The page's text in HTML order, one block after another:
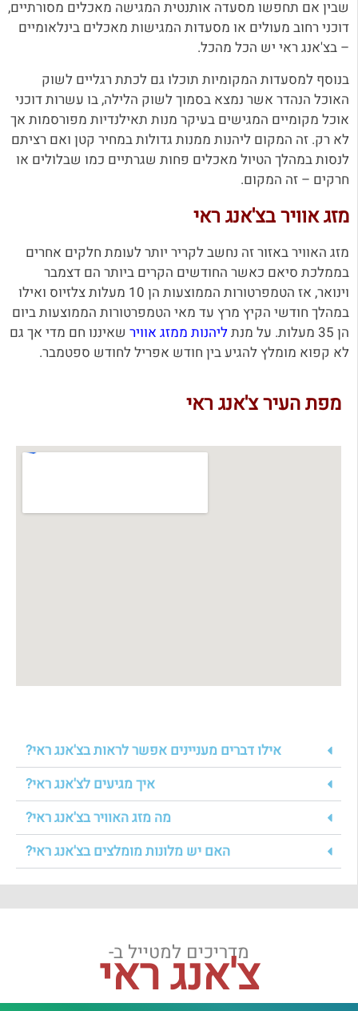
שבין אם תחפשו מסעדה אותנטית המגישה מאכלים מסורתיים,
דוכני רחוב מעולים או מסעדות המגישות מאכלים בינלאומיים
– בצ'אנג ראי יש הכל מהכל.
בנוסף למסעדות המקומיות תוכלו גם לכתת רגליים לשוק
האוכל הנהדר אשר נמצא בסמוך לשוק הלילה, בו עשרות דוכני
אוכל מקומיים המגישים בעיקר מנות תאילנדיות מפורסמות אך
לא רק. זה המקום ליהנות ממנות גדולות במחיר קטן ואם רציתם
לנסות במהלך הטיול מאכלים פחות שגרתיים כמו שבלולים או
חרקים – זה המקום.
מזג אוויר בצ'אנג ראי
מזג האוויר באזור זה נחשב לקריר יותר לעומת חלקים אחרים
בממלכת סיאם כאשר החודשים הקרים ביותר הם דצמבר
וינואר, אז הטמפרטורות הממוצעות הן 10 מעלות צלזיוס ואילו
במהלך חודשי הקיץ מרץ עד מאי הטמפרטורות הממוצעות ביום
הן 35 מעלות. על מנת
ליהנות ממזג אוויר שאיננו חם מדי אך גם
לא קפוא מומלץ להגיע בין חודש אפריל לחודש ספטמבר.
מפת העיר צ'אנג ראי
אילו דברים מעניינים אפשר לראות בצ'אנג ראי?
איך מגיעים לצ'אנג ראי?
מה מזג האוויר בצ'אנג ראי?
האם יש מלונות מומלצים בצ'אנג ראי?
מדריכים למטייל ב-
צ'אנג ראי